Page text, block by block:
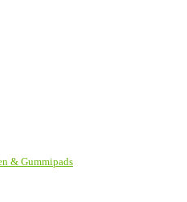
& Gummipads